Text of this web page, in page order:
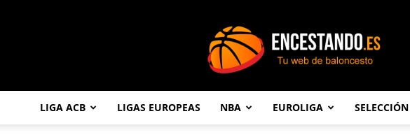
LIGA ACB LIGAS EUROPEAS NBA EUROLIGA SELECCIÓN